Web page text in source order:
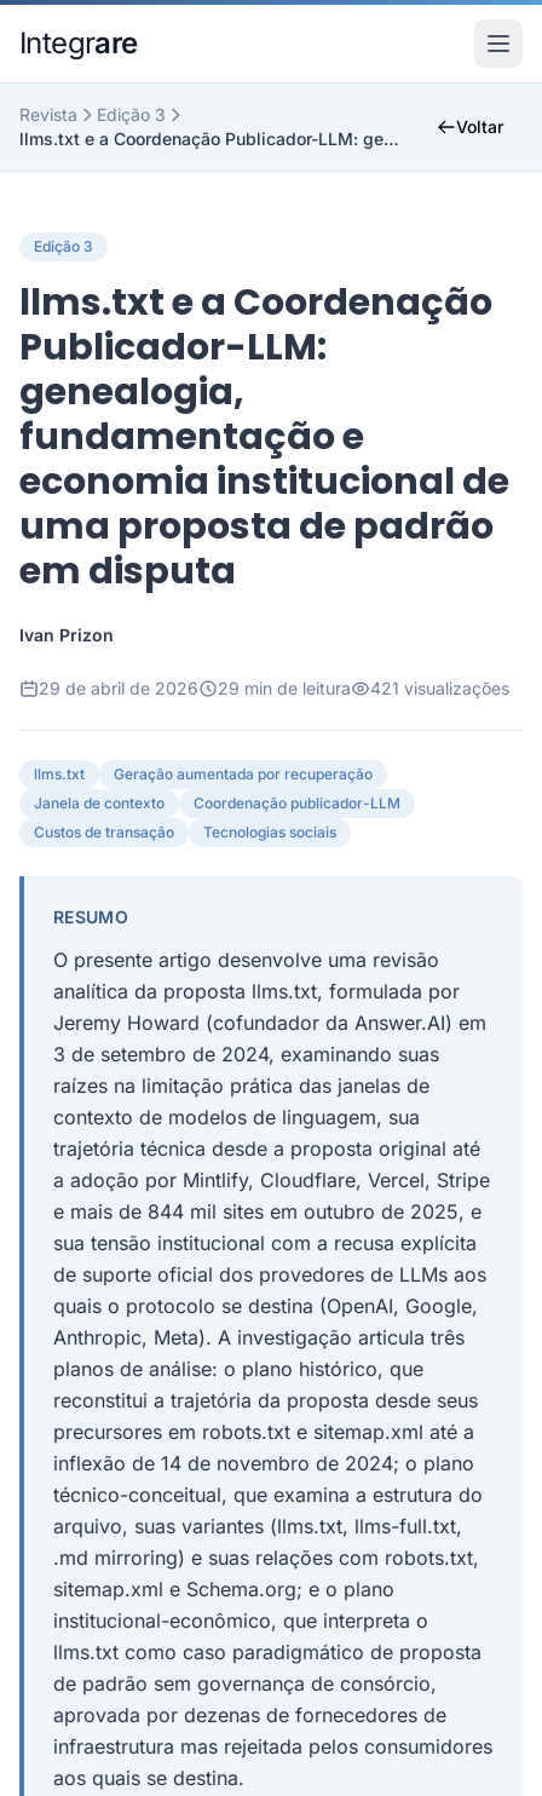
Integrare
Revista
Edição 3
llms.txt e a Coordenação Publicador-LLM: genealogi...
Voltar
Edição 3
llms.txt e a Coordenação
Publicador-LLM:
genealogia,
fundamentação e
economia institucional de
uma proposta de padrão
em disputa
Ivan Prizon
29 de abril de 2026 29 min de leitura 421 visualizações
llms.txt
Geração aumentada por recuperação
Janela de contexto
Coordenação publicador-LLM
Custos de transação
Tecnologias sociais
RESUMO
O presente artigo desenvolve uma revisão
analítica da proposta llms.txt, formulada por
Jeremy Howard (cofundador da Answer.AI) em
3 de setembro de 2024, examinando suas
raízes na limitação prática das janelas de
contexto de modelos de linguagem, sua
trajetória técnica desde a proposta original até
a adoção por Mintlify, Cloudflare, Vercel, Stripe
e mais de 844 mil sites em outubro de 2025, e
sua tensão institucional com a recusa explícita
de suporte oficial dos provedores de LLMs aos
quais o protocolo se destina (OpenAI, Google,
Anthropic, Meta). A investigação articula três
planos de análise: o plano histórico, que
reconstitui a trajetória da proposta desde seus
precursores em robots.txt e sitemap.xml até a
inflexão de 14 de novembro de 2024; o plano
técnico-conceitual, que examina a estrutura do
arquivo, suas variantes (llms.txt, llms-full.txt,
.md mirroring) e suas relações com robots.txt,
sitemap.xml e Schema.org; e o plano
institucional-econômico, que interpreta o
llms.txt como caso paradigmático de proposta
de padrão sem governança de consórcio,
aprovada por dezenas de fornecedores de
infraestrutura mas rejeitada pelos consumidores
aos quais se destina.